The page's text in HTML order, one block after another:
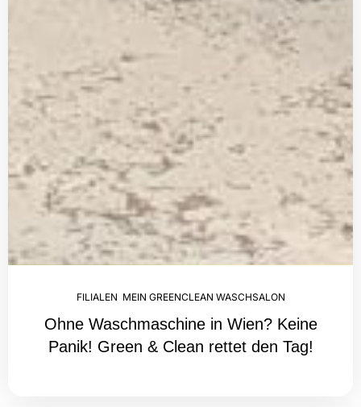
FILIALEN MEIN GREENCLEAN WASCHSALON
Ohne Waschmaschine in Wien? Keine
Panik! Green & Clean rettet den Tag!